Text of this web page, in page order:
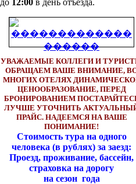
УВАЖАЕМЫЕ КОЛЛЕГИ И
ОБРАЩАЕМ ВАШЕ ВНИМАНИЕ,
МНОГИХ ОТЕЛЯХ
ЦЕНООБРАЗОВАНИЕ, ПЕРЕД
БРОНИРОВАНИЕМ
ЛУЧШЕ УТОЧНИТЬ
ПРАЙС. НАДЕЕМСЯ НА ВАШЕ
ПОНИМАНИЕ!
Стоимость тура на одного
человека (в рублях) за заезд:
Проезд, проживание, бассейн,
страховка на дорогу
на сезон года